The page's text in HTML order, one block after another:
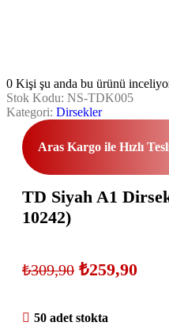
0 Kişi şu anda bu ürünü
Stok Kodu: NS-TDK005
Kategori: Dirsekler
Aras Kargo ile Hızlı
TD Siyah A1
10242)
₺309,90 ₺259,90
50 adet stokta